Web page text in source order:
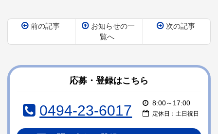
前の記事
お知らせの一
覧へ
次の記事
テ
ン
ジ
の
応募・登録はこちら
0494-23-6017 8:00～17:00
定休日：土日祝日